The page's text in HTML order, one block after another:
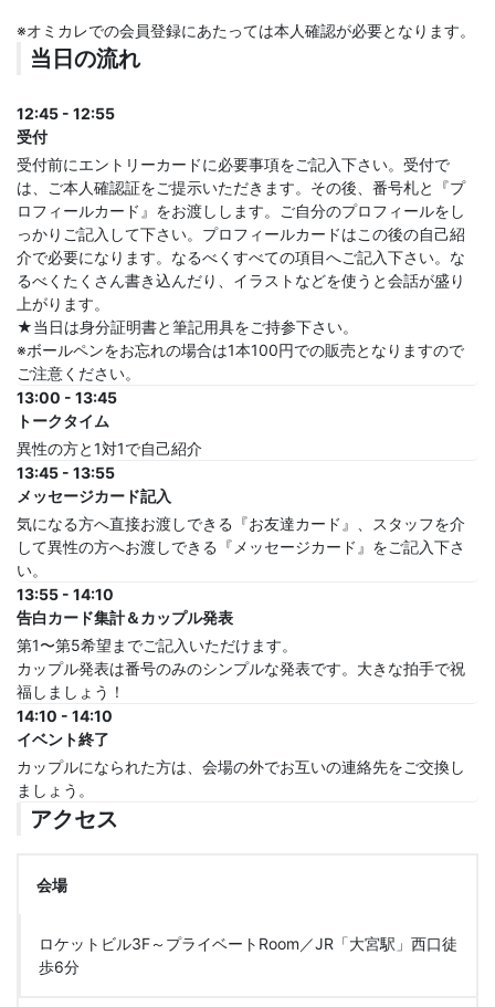
※オミカレでの会員登録にあたっては本人確認が必要となります。
当日の流れ
12:45 - 12:55
受付
受付前にエントリーカードに必要事項をご記入下さい。受付で
は、ご本人確認証をご提示いただきます。その後、番号札と『プ
ロフィールカード』をお渡しします。ご自分のプロフィールをし
っかりご記入して下さい。プロフィールカードはこの後の自己紹
介で必要になります。なるべくすべての項目へご記入下さい。な
るべくたくさん書き込んだり、イラストなどを使うと会話が盛り
上がります。
★当日は身分証明書と筆記用具をご持参下さい。
※ボールペンをお忘れの場合は1本100円での販売となりますので
ご注意ください。
13:00 - 13:45
トークタイム
異性の方と1対1で自己紹介
13:45 - 13:55
メッセージカード記入
気になる方へ直接お渡しできる『お友達カード』、スタッフを介
して異性の方へお渡しできる『メッセージカード』をご記入下さ
い。
13:55 - 14:10
告白カード集計＆カップル発表
第1〜第5希望までご記入いただけます。
カップル発表は番号のみのシンプルな発表です。大きな拍手で祝
福しましょう！
14:10 - 14:10
イベント終了
カップルになられた方は、会場の外でお互いの連絡先をご交換し
ましょう。
アクセス
会場
ロケットビル3F～プライベートRoom／JR「大宮駅」西口徒
歩6分